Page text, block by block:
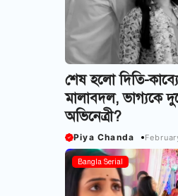
শেষ হলো দিতি-
মালাবদল, ভাগ্যকে
অভিনেত্রী?
Piya Chanda
Bangla Serial